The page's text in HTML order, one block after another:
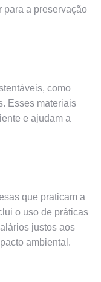
para a preservação
como
Esses materiais
e ajudam a
que praticam a
o uso de práticas
justos aos
ambiental.